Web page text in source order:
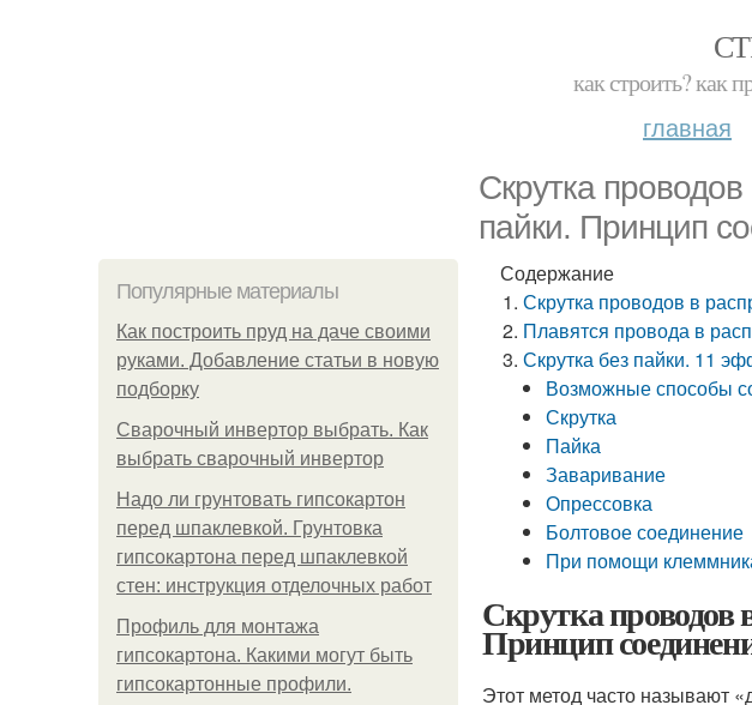
как строить? как
главная
Скрутка
пайки. Принцип
Популярные материалы
Как построить пруд на даче своими
руками. Добавление статьи в новую
подборку
Сварочный инвертор выбрать. Как
выбрать сварочный инвертор
Надо ли грунтовать гипсокартон
перед шпаклевкой. Грунтовка
гипсокартона перед шпаклевкой
стен: инструкция отделочных работ
Профиль для монтажа
гипсокартона. Какими могут быть
гипсокартонные профили.
Содержание
Скрутка проводов в
Плавятся провода в
Скрутка без пайки. 11
Возможные способы
Скрутка
Пайка
Заваривание
Опрессовка
Болтовое соединение
При помощи
Скрутка проводов
Принцип
Этот метод часто называют